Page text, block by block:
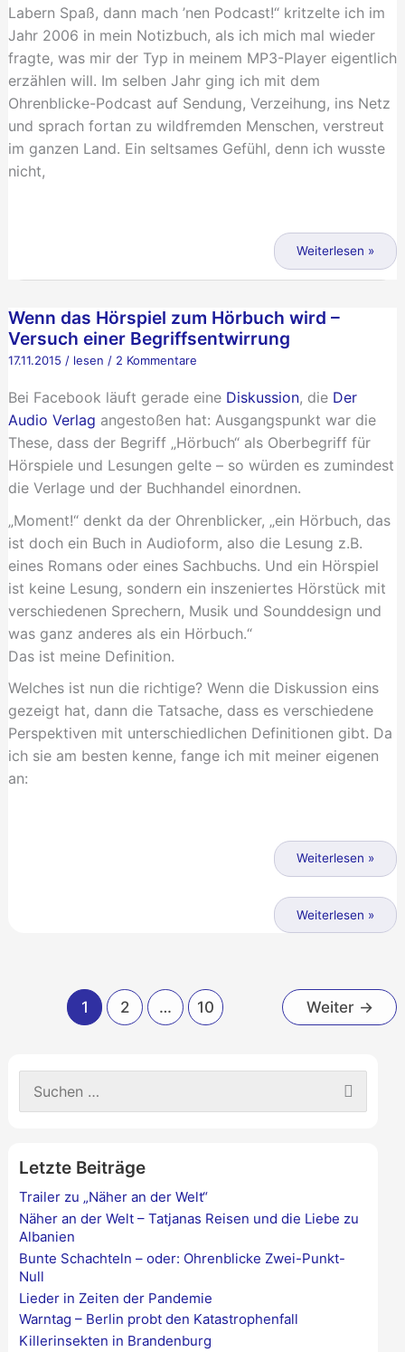
Labern Spaß, dann mach ’nen Podcast!“ kritzelte ich im
Jahr 2006 in mein Notizbuch, als ich mich mal wieder
fragte, was mir der Typ in meinem MP3-Player eigentlich
erzählen will. Im selben Jahr ging ich mit dem
Ohrenblicke-Podcast auf Sendung, Verzeihung, ins Netz
und sprach fortan zu wildfremden Menschen, verstreut
im ganzen Land. Ein seltsames Gefühl, denn ich wusste
nicht,
Weiterlesen »
Wenn das Hörspiel zum Hörbuch wird –
Versuch einer Begriffsentwirrung
17.11.2015 / lesen / 2 Kommentare
Bei Facebook läuft gerade eine Diskussion, die Der
Audio Verlag angestoßen hat: Ausgangspunkt war die
These, dass der Begriff „Hörbuch“ als Oberbegriff für
Hörspiele und Lesungen gelte – so würden es zumindest
die Verlage und der Buchhandel einordnen.
„Moment!“ denkt da der Ohrenblicker, „ein Hörbuch, das
ist doch ein Buch in Audioform, also die Lesung z.B.
eines Romans oder eines Sachbuchs. Und ein Hörspiel
ist keine Lesung, sondern ein inszeniertes Hörstück mit
verschiedenen Sprechern, Musik und Sounddesign und
was ganz anderes als ein Hörbuch.“
Das ist meine Definition.
Welches ist nun die richtige? Wenn die Diskussion eins
gezeigt hat, dann die Tatsache, dass es verschiedene
Perspektiven mit unterschiedlichen Definitionen gibt. Da
ich sie am besten kenne, fange ich mit meiner eigenen
an:
Weiterlesen »
Wenn
das
Hörbuch
wird
Versuch
Weiterlesen »
1 2 … 10 Weiter →
c
n
a
c
h
:
Letzte Beiträge
Trailer zu „Näher an der Welt“
Näher an der Welt – Tatjanas Reisen und die Liebe zu
Albanien
Bunte Schachteln – oder: Ohrenblicke Zwei-Punkt-
Null
Lieder in Zeiten der Pandemie
Warntag – Berlin probt den Katastrophenfall
Killerinsekten in Brandenburg